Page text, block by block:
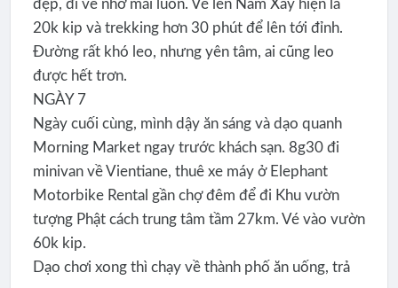
đẹp, đi về nhớ mãi luôn. Vé lên Nam Xay hiện là
20k kip và trekking hơn 30 phút để lên tới đỉnh.
Đường rất khó leo, nhưng yên tâm, ai cũng leo
được hết trơn.
NGÀY 7
Ngày cuối cùng, mình dậy ăn sáng và dạo quanh
Morning Market ngay trước khách sạn. 8g30 đi
minivan về Vientiane, thuê xe máy ở Elephant
Motorbike Rental gần chợ đêm để đi Khu vườn
tượng Phật cách trung tâm tầm 27km. Vé vào vườn
60k kip.
Dạo chơi xong thì chạy về thành phố ăn uống, trả